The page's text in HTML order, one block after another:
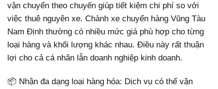
vận chuyển theo chuyến giúp tiết kiệm chi phí so với
việc thuê nguyên xe. Chành xe chuyển hàng Vũng Tàu
Nam Định thường có nhiều mức giá phù hợp cho từng
loại hàng và khối lượng khác nhau. Điều này rất thuận
lợi cho cả cá nhân lẫn doanh nghiệp kinh doanh.
📦 Nhận đa dạng loại hàng hóa: Dịch vụ có thể vận